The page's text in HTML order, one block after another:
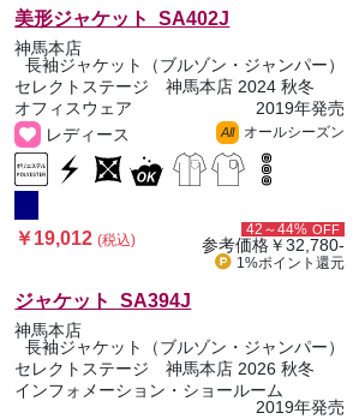
美形ジャケット SA402J
神馬本店
長袖ジャケット（ブルゾン・ジャンパー）
セレクトステージ 神馬本店 2024 秋冬
オフィスウェア
2019年発売
レディース
All オールシーズン
￥19,012(税込)
42～44% OFF
参考価格￥32,780-
1%ポイント 還元
ジャケット SA394J
神馬本店
長袖ジャケット（ブルゾン・ジャンパー）
セレクトステージ 神馬本店 2026 秋冬
インフォメーション・ショールーム
2019年発売